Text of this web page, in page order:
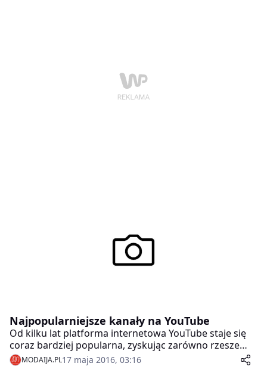
Najpopularniejsze kanały na YouTube
Od kilku lat platforma internetowa YouTube staje się
coraz bardziej popularna, zyskując zarówno rzesze
widzów, jak kanałów o wielu tematach. Początkowo
wrzucane były tam głównie różnego typu krótkie,
MODAIJA.PL17 maja 2016, 03:16